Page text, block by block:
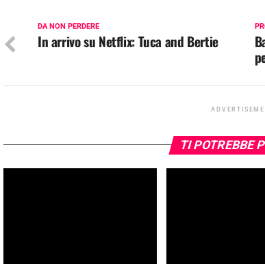
DA NON PERDERE
In arrivo su Netflix: Tuca and Bertie
TI POTREBBE